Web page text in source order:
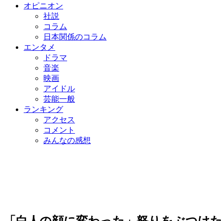
オピニオン
社説
コラム
日本関係のコラム
エンタメ
ドラマ
音楽
映画
アイドル
芸能一般
ランキング
アクセス
コメント
みんなの感想